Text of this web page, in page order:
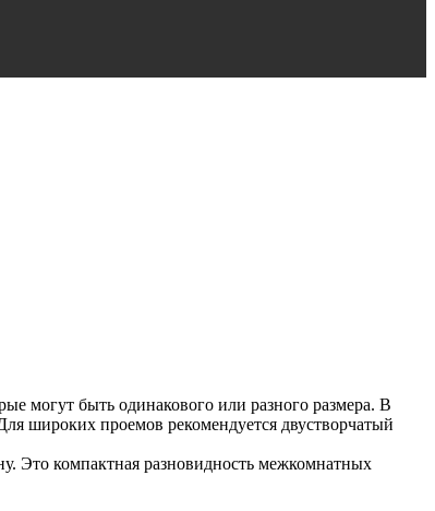
могут быть одинакового или разного размера. В
широких проемов рекомендуется двустворчатый
Это компактная разновидность межкомнатных